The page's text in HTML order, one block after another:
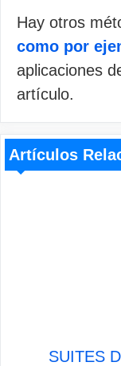
Hay otros
como por
aplicaciones
artículo.
Artículos
SUITES